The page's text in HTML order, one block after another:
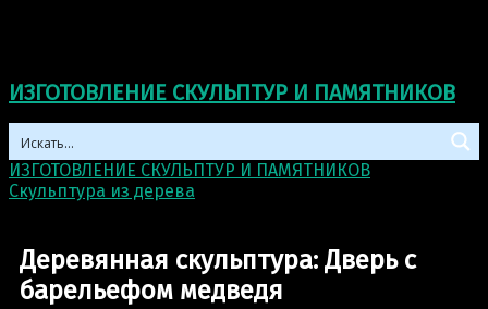
ИЗГОТОВЛЕНИЕ СКУЛЬПТУР И ПАМЯТНИКОВ
ИЗГОТОВЛЕНИЕ СКУЛЬПТУР И ПАМЯТНИКОВ
Скульптура из деревa
Деревянная скульптура: Дверь с
барельефом медведя